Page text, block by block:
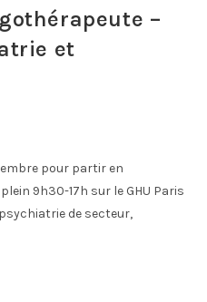
–
et
pour partir en
9h30-17h sur le GHU Paris
de secteur,